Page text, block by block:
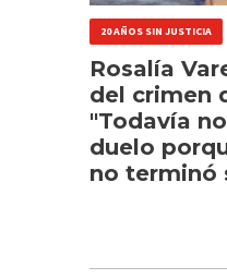
20 AÑOS SIN JUSTICIA
Rosalía
del crimen
"Todavía
duelo
no terminó